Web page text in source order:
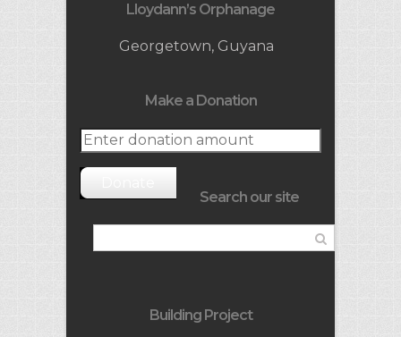
Lloydann’s Orphanage
Georgetown, Guyana
Make a Donation
Search our site
Building Project